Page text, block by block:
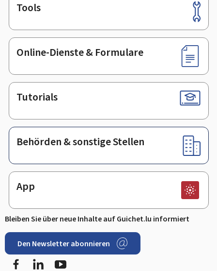
Footer
Tools
Online-Dienste & Formulare
Tutorials
Behörden & sonstige Stellen
App
Bleiben Sie über neue Inhalte auf Guichet.lu informiert
Den Newsletter abonnieren
FacebookLinkedIn